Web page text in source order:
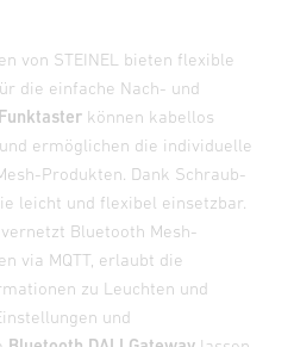
von STEINEL bieten flexible
die einfache Nach- und
können kabellos
ermöglichen die individuelle
Produkten. Dank Schraub-
leicht und flexibel einsetzbar.
vernetzt Bluetooth Mesh-
via MQTT, erlaubt die
zu Leuchten und
und